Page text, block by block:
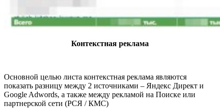
Контекстная реклама
Основной целью листа контекстная реклама являются
показать разницу между 2 источниками – Яндекс Директ и
Google Adwords, а также между рекламой на Поиске или
партнерской сети (РСЯ / КМС)